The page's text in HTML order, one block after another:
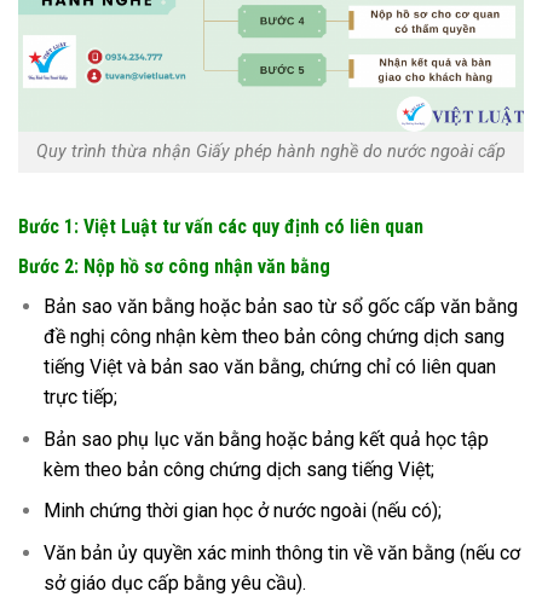
Quy trình thừa nhận Giấy phép hành nghề do nước ngoài cấp
Bước 1: Việt Luật tư vấn các quy định có liên quan
Bước 2: Nộp hồ sơ công nhận văn bằng
Bản sao văn bằng hoặc bản sao từ sổ gốc cấp văn bằng
đề nghị công nhận kèm theo bản công chứng dịch sang
tiếng Việt và bản sao văn bằng, chứng chỉ có liên quan
trực tiếp;
Bản sao phụ lục văn bằng hoặc bảng kết quả học tập
kèm theo bản công chứng dịch sang tiếng Việt;
Minh chứng thời gian học ở nước ngoài (nếu có);
Văn bản ủy quyền xác minh thông tin về văn bằng (nếu cơ
sở giáo dục cấp bằng yêu cầu).